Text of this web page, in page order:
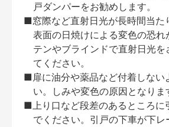
戸ダンパーをお勧めします。
■窓際など直射日光が長時間当た
表面の日焼けによる変色の恐れ
テンやブラインドで直射日光を
てください。
■扉に油分や薬品など付着しない
い。しみや変色の原因となりま
■上り口など段差のあるところに
でください。引戸の下車が下